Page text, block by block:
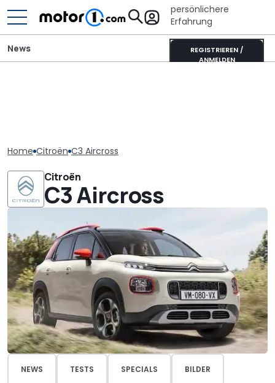
persönlichere
Erfahrung
REGISTRIEREN /
ANMELDEN
News
Home Citroën C3 Aircross
Citroën
C3 Aircross
NEWS TESTS SPECIALS BILDER